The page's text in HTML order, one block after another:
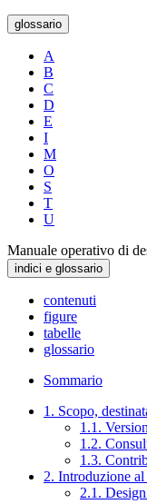
glossario
A
B
C
D
E
I
M
O
S
T
U
Manuale operativo di
indici e glossario
contenuti
figure
tabelle
glossario
Sommario
1. Scopo,
1.1.
1.2.
1.3.
2. Introduzione
2.1.